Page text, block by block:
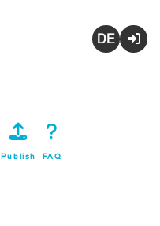
Publish FAQ